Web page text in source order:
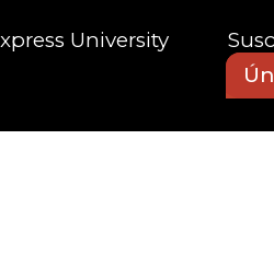
University